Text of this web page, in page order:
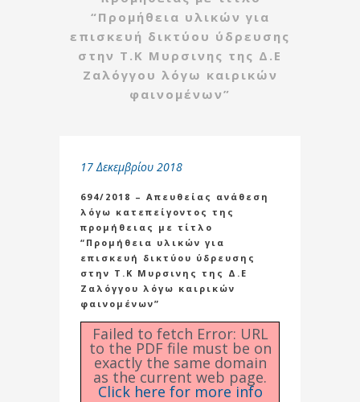
“Προμήθεια υλικών για
επισκευή δικτύου ύδρευσης
στην Τ.Κ Μυρσινης της Δ.Ε
Ζαλόγγου λόγω καιρικών
φαινομένων”
17 Δεκεμβρίου 2018
694/2018 – Απευθείας ανάθεση
λόγω κατεπείγοντος της
προμήθειας με τίτλο
“Προμήθεια υλικών για
επισκευή δικτύου ύδρευσης
στην Τ.Κ Μυρσινης της Δ.Ε
Ζαλόγγου λόγω καιρικών
φαινομένων”
Failed to fetch Error: URL
to the PDF file must be on
exactly the same domain
as the current web page.
Click here for more info